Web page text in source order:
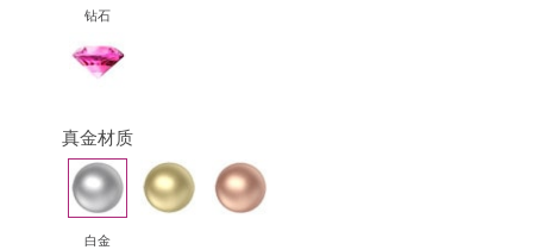
钻石
粉
红
宝
石
真金材质
白
金
白金
黄
金
玫
瑰